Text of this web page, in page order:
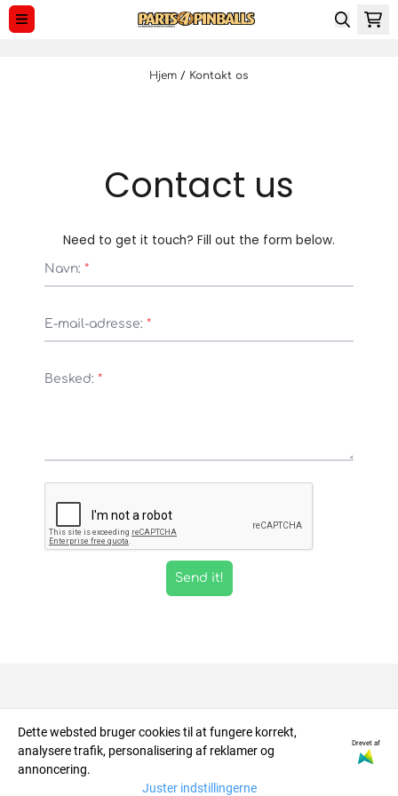
Spring til indhold
Hjem / Kontakt os
Contact us
Need to get it touch? Fill out the form below.
Navn: *
E-mail-adresse: *
Besked: *
Send it!
About us
RETRO NORGE AS
Info
Dette websted bruger cookies til at fungere korrekt,
analysere trafik, personalisering af reklamer og
annoncering.
Drevet af
Juster indstillingerne